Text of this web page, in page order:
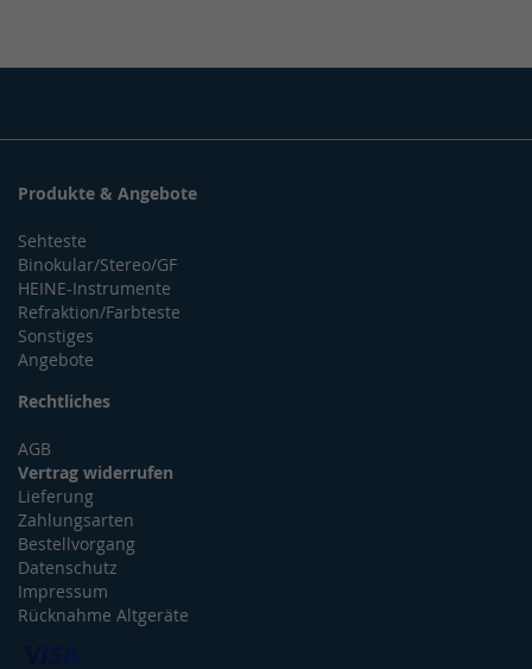
Produkte & Angebote
Sehteste
Binokular/Stereo/GF
HEINE-Instrumente
Refraktion/Farbteste
Sonstiges
Angebote
Rechtliches
AGB
Vertrag widerrufen
Lieferung
Zahlungsarten
Bestellvorgang
Datenschutz
Impressum
Rücknahme Altgeräte